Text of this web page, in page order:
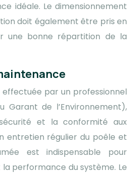
idéale. Le dimensionnement
doit également être pris en
une bonne répartition de la
effectuée par un professionnel
Garant de l’Environnement),
et la conformité aux
entretien régulier du poêle et
est indispensable pour
performance du système. Le